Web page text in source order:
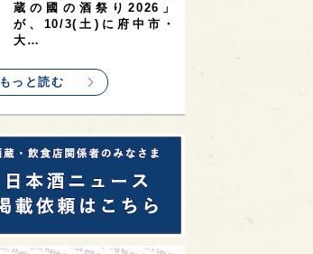
1 鳥取県 1
蔵の國の酒祭り2026」
が、10/3(土)に府中市・
大…
もっと読む